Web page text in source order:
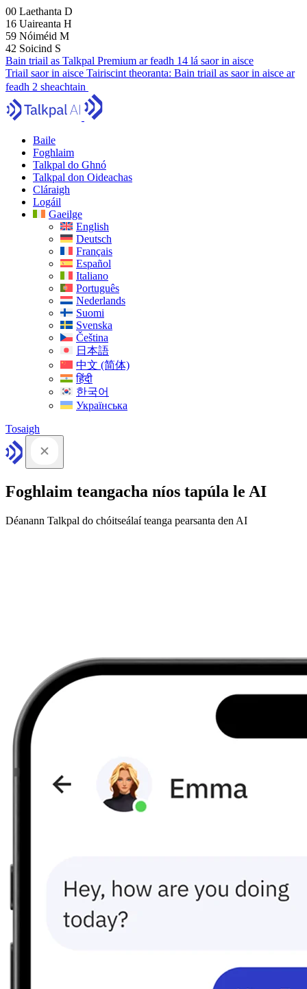
00 Laethanta D
16 Uaireanta H
59 Nóiméid M
41 Soicind S
Bain triail as Talkpal Premium ar feadh 14 lá saor in aisce
Triail saor in aisce Tairiscint theoranta: Bain triail as saor in aisce ar
feadh 2 sheachtain
Baile
Foghlaim
Talkpal do Ghnó
Talkpal don Oideachas
Cláraigh
Logáil
Gaeilge
English
Deutsch
Français
Español
Italiano
Português
Nederlands
Suomi
Svenska
Čeština
日本語
中文 (简体)
हिंदी
한국어
Українська
Tosaigh
Foghlaim teangacha níos tapúla le AI
Déanann Talkpal do chóitseálaí teanga pearsanta den AI